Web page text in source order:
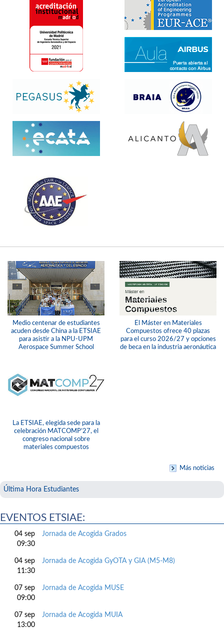
Medio centenar de estudiantes
acuden desde China a la ETSIAE
para asistir a la NPU-UPM
Aerospace Summer School
El Máster en Materiales
Compuestos ofrece 40 plazas
para el curso 2026/27 y opciones
de beca en la industria aeronáutica
La ETSIAE, elegida sede para la
celebración MATCOMP’27, el
congreso nacional sobre
materiales compuestos
Más noticias
Última Hora Estudiantes
EVENTOS ETSIAE:
04 sep
09:30
Jornada de Acogida Grados
04 sep
11:30
Jornada de Acogida GyOTA y GIA (M5-M8)
07 sep
09:00
Jornada de Acogida MUSE
07 sep
13:00
Jornada de Acogida MUIA